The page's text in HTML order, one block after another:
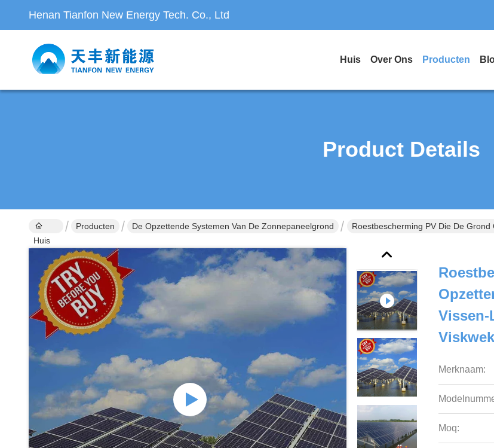
Henan Tianfon New Energy Tech. Co., Ltd
Huis Over Ons Producten
Product Details
Huis
Producten De Opzettende Systemen Van De Zonnepaneelgrond Roestbescherming PV Die De
Merknaam:
Moq: